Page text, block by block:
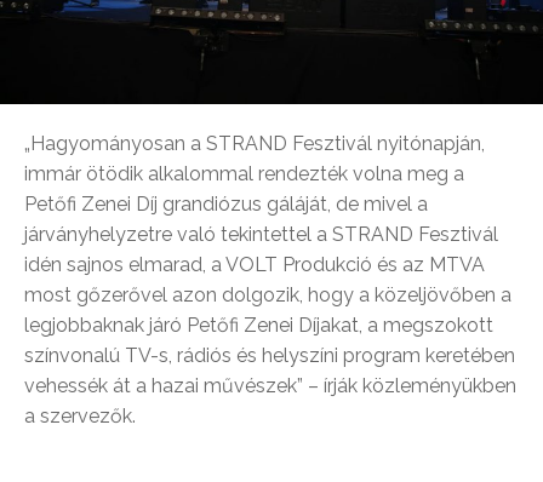
„Hagyományosan a STRAND Fesztivál nyitónapján,
immár ötödik alkalommal rendezték volna meg a
Petőfi Zenei Díj grandiózus gáláját, de mivel a
járványhelyzetre való tekintettel a STRAND Fesztivál
idén sajnos elmarad, a VOLT Produkció és az MTVA
most gőzerővel azon dolgozik, hogy a közeljövőben a
legjobbaknak járó Petőfi Zenei Díjakat, a megszokott
színvonalú TV-s, rádiós és helyszíni program keretében
vehessék át a hazai művészek” – írják közleményükben
a szervezők.